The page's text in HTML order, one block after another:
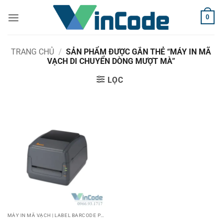
qua
0
TRANG CHỦ / SẢN PHẨM ĐƯỢC GẮN THẺ “MÁY IN MÃ
VẠCH DI CHUYỂN DÒNG MƯỢT MÀ”
LỌC